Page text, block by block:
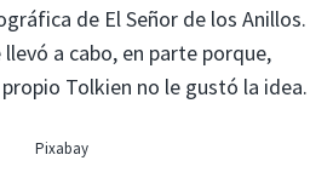
de El Señor de los Anillos.
a cabo, en parte porque,
Tolkien no le gustó la idea.
Pixabay